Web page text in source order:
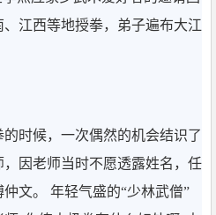
江西等地授拳，弟子遍布大江
的时候，一次偶然的机会结识了
因老师当时不愿透露姓名，任
文。 年轻气盛的“少林武僧”